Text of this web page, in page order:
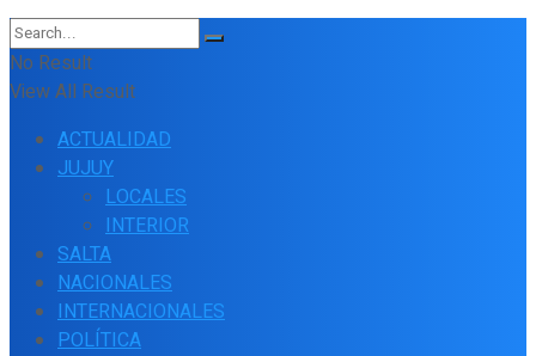
No Result
View All Result
ACTUALIDAD
JUJUY
LOCALES
INTERIOR
SALTA
NACIONALES
INTERNACIONALES
POLÍTICA